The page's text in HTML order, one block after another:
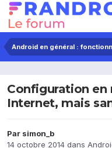
Android en général :
Configuration en
Internet, mais
Par simon_b
14 octobre 2014 dans